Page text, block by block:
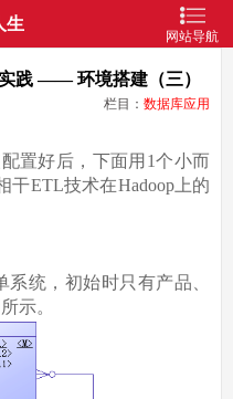
生
网站导航
践 —— 环境搭建（三）
栏目： 数据库应用
置好后，下面用1个小而
干ETL技术在Hadoop上的
统，初始时只有产品、
示。